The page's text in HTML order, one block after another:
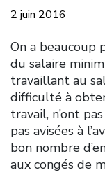
2 juin 2016
On a beaucoup
du salaire
travaillant au
difficulté à
travail, n’ont
pas avisées à
bon nombre
aux congés de